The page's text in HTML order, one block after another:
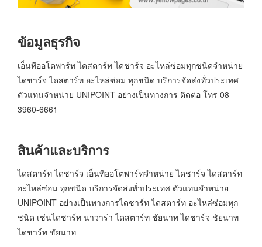
ข้อมูลธุรกิจ
เอ็นทีออโตพาร์ท ไดสตาร์ท ไดชาร์จ อะไหล่ซ่อมทุกชนิดจำหน่าย
ไดชาร์จ ไดสตาร์ท อะไหล่ซ่อม ทุกชนิด บริการจัดส่งทั่วประเทศ
ตัวแทนจำหน่าย UNIPOINT อย่างเป็นทางการ ติดต่อ โทร 08-
3960-6661
สินค้าและบริการ
ไดสตาร์ท ไดชาร์จ เอ็นทีออโตพาร์ทจำหน่าย ไดชาร์จ ไดสตาร์ท
อะไหล่ซ่อม ทุกชนิด บริการจัดส่งทั่วประเทศ ตัวแทนจำหน่าย
UNIPOINT อย่างเป็นทางการไดชาร์ท ไดสตาร์ท อะไหล่ซ่อมทุก
ชนิด เช่นไดชาร์ท นาวาร่า ไดสตาร์ท ชัยนาท ไดชาร์จ ชัยนาท
ไดชาร์ท ชัยนาท